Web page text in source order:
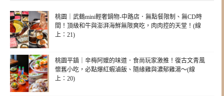
桃園｜武鶴mini輕奢鍋物-中路店．無點餐限制、無CD時
間！頂級和牛與澎湃海鮮無限爽吃，肉肉控的天堂！(線
上：21)
桃園平鎮｜辛梅阿嬤的味道．食尚玩家激推！復古文青風
懷舊小吃，必點爆紅蝦滷飯、隨緣雞與濃郁雞湯～(線
上：20)